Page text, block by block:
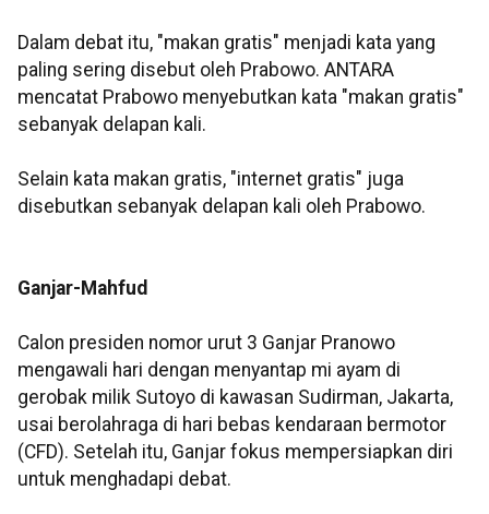
Dalam debat itu, "makan gratis" menjadi kata yang
paling sering disebut oleh Prabowo. ANTARA
mencatat Prabowo menyebutkan kata "makan gratis"
sebanyak delapan kali.
Selain kata makan gratis, "internet gratis" juga
disebutkan sebanyak delapan kali oleh Prabowo.
Ganjar-Mahfud
Calon presiden nomor urut 3 Ganjar Pranowo
mengawali hari dengan menyantap mi ayam di
gerobak milik Sutoyo di kawasan Sudirman, Jakarta,
usai berolahraga di hari bebas kendaraan bermotor
(CFD). Setelah itu, Ganjar fokus mempersiapkan diri
untuk menghadapi debat.